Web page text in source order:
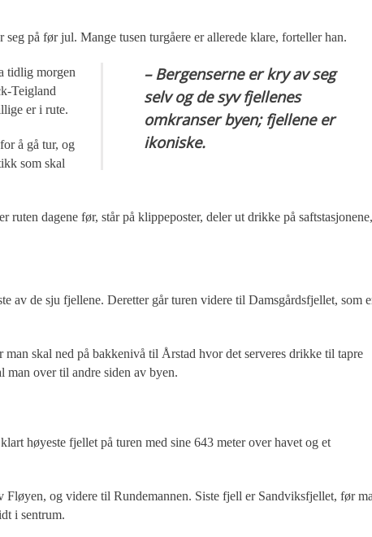
på før jul. Mange tusen turgåere er allerede klare, forteller han.
– Bergenserne er kry av seg
selv og de syv fjellenes
omkranser byen; fjellene er
ikoniske.
tidlig morgen
Teigland
er i rute.
å gå tur, og
som skal
dagene før, står på klippeposter, deler ut drikke på saftstasjonene,
av de sju fjellene. Deretter går turen videre til Damsgårdsfjellet, som
skal ned på bakkenivå til Årstad hvor det serveres drikke til tapre
man over til andre siden av byen.
høyeste fjellet på turen med sine 643 meter over havet og et
og videre til Rundemannen. Siste fjell er Sandviksfjellet, før
i sentrum.